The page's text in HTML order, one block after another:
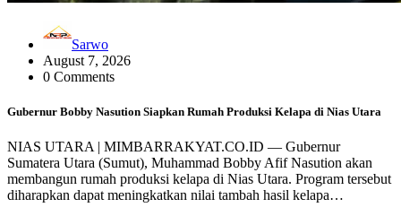
Sarwo
August 7, 2026
0 Comments
Gubernur Bobby Nasution Siapkan Rumah Produksi Kelapa di Nias Utara
NIAS UTARA | MIMBARRAKYAT.CO.ID — Gubernur
Sumatera Utara (Sumut), Muhammad Bobby Afif Nasution akan
membangun rumah produksi kelapa di Nias Utara. Program tersebut
diharapkan dapat meningkatkan nilai tambah hasil kelapa…